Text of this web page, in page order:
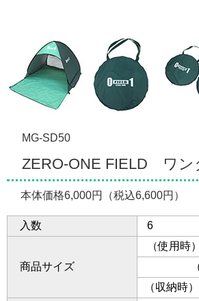
MG-SD50
ZERO-ONE FIELD ワン
本体価格6,000円（税込6,600円）
入数 6
商品サイズ
（使用時
（ドー
（収納時